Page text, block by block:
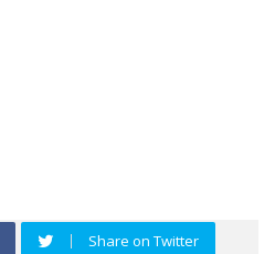
Share on Twitter